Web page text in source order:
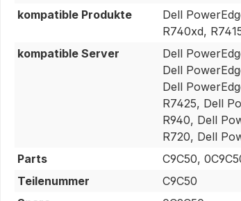
kompatible Produkte
Dell
R740xd,
kompatible Server
Dell
Dell
Dell
R7425, Dell
R940, Dell
R720, Dell
Parts
C9C50,
Teilenummer
C9C50